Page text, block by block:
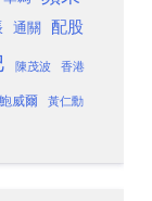
通關 配股
陳茂波 香港
鮑威爾 黃仁勳